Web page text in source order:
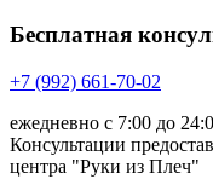
Бесплатная
+7 (992) 661-70-02
ежедневно с 7:00 до
Консультации
центра "Руки из Плеч"